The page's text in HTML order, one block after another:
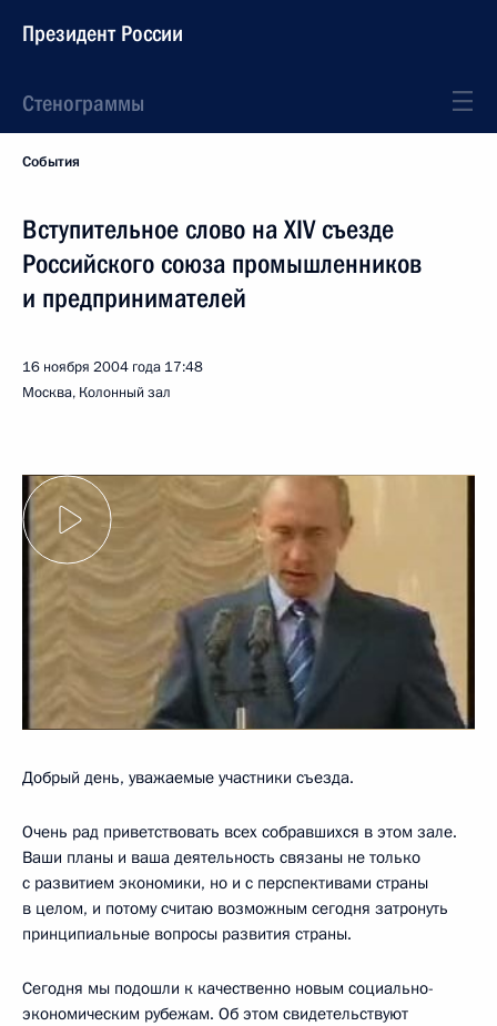
Президент России
Стенограммы
События
Вступительное слово на XIV съезде
Российского союза промышленников
и предпринимателей
16 ноября 2004 года 17:48
Москва, Колонный зал
Добрый день, уважаемые участники съезда.
Очень рад приветствовать всех собравшихся в этом зале.
Ваши планы и ваша деятельность связаны не только
с развитием экономики, но и с перспективами страны
в целом, и потому считаю возможным сегодня затронуть
принципиальные вопросы развития страны.
Сегодня мы подошли к качественно новым социально-
экономическим рубежам. Об этом свидетельствуют